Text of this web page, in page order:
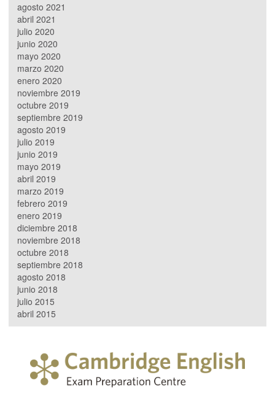
agosto 2021
abril 2021
julio 2020
junio 2020
mayo 2020
marzo 2020
enero 2020
noviembre 2019
octubre 2019
septiembre 2019
agosto 2019
julio 2019
junio 2019
mayo 2019
abril 2019
marzo 2019
febrero 2019
enero 2019
diciembre 2018
noviembre 2018
octubre 2018
septiembre 2018
agosto 2018
junio 2018
julio 2015
abril 2015